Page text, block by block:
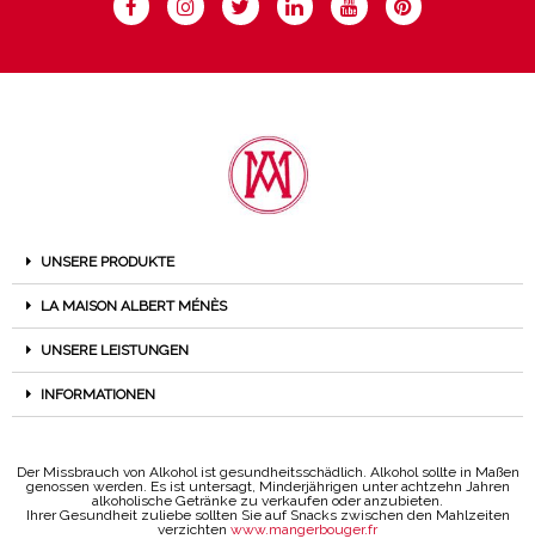
UNSERE PRODUKTE
LA MAISON ALBERT MÉNÈS
UNSERE LEISTUNGEN
INFORMATIONEN
Der Missbrauch von Alkohol ist gesundheitsschädlich. Alkohol sollte in Maßen
genossen werden. Es ist untersagt, Minderjährigen unter achtzehn Jahren
alkoholische Getränke zu verkaufen oder anzubieten.
Ihrer Gesundheit zuliebe sollten Sie auf Snacks zwischen den Mahlzeiten
verzichten www.mangerbouger.fr